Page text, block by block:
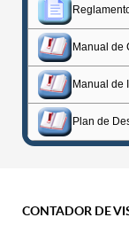
Manual de
Manual de
Plan de
CONTADOR DE